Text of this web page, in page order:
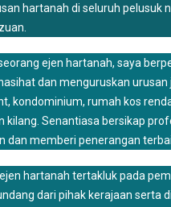
hartanah di seluruh pelusuk
ejen hartanah, saya
dan menguruskan urusan
kondominium, rumah kos
kilang. Senantiasa bersikap
dan memberi penerangan
hartanah tertakluk pada
dari pihak kerajaan serta